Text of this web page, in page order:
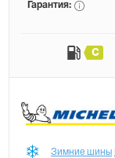
Гарантия:
C
Зимние шины